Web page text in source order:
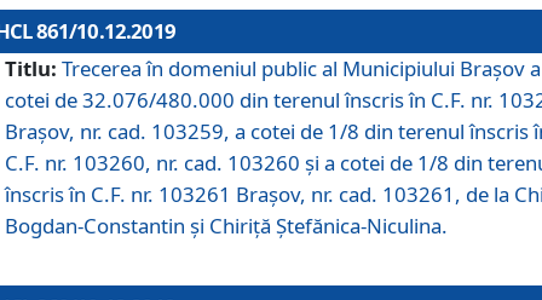
861/10.12.2019
Titlu: Trecerea în domeniul public al Municipiului Braşov a
cotei de 32.076/480.000 din terenul înscris în C.F. nr.
Brașov, nr. cad. 103259, a cotei de 1/8 din terenul înscris
C.F. nr. 103260, nr. cad. 103260 și a cotei de 1/8 din
înscris în C.F. nr. 103261 Brașov, nr. cad. 103261, de la
Bogdan-Constantin și Chiriță Ștefănica-Niculina.